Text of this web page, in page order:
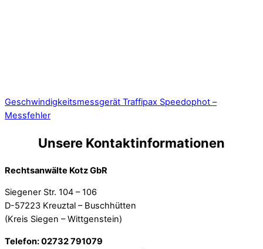
Geschwindigkeitsmessgerät Traffipax Speedophot –
Messfehler
Unsere Kontaktinformationen
Rechtsanwälte Kotz GbR
Siegener Str. 104 – 106
D-57223 Kreuztal – Buschhütten
(Kreis Siegen – Wittgenstein)
Telefon: 02732 791079